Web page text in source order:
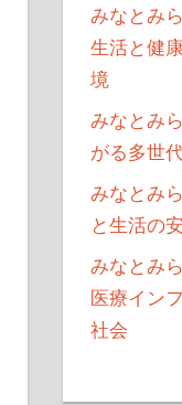
みなとみ
生活と健
境
みなとみ
がる多世
みなとみ
と生活の
みなとみ
医療イン
社会